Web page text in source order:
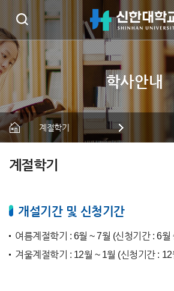
계절학기
계절학기
개설기간 및 신청기간
여름계절학기 : 6월 ~ 7월 (신청기간 : 6월
겨울계절학기 : 12월 ~ 1월 (신청기간 : 12